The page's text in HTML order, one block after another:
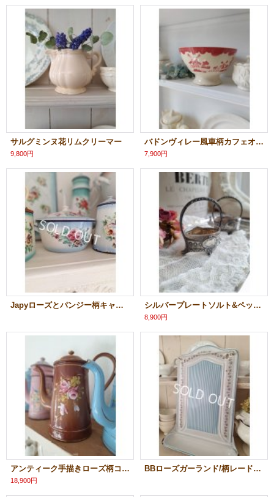
サルグミンヌ花リムクリーマー
9,800円
バドンヴィレー風車柄カフェオレボウル
7,900円
Japyローズとパンジー柄キャセロール シルバープレートソルト&ペッパーケース
8,900円
アンティーク手描きローズ柄コーヒーポット
18,900円
BBローズガーランド/柄レードルラック